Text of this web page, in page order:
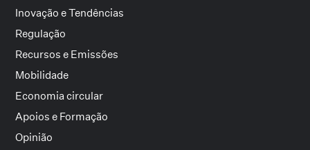
Inovação e Tendências
Regulação
Recursos e Emissões
Mobilidade
Economia circular
Apoios e Formação
Opinião